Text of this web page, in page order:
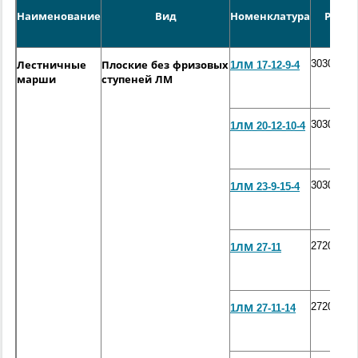
Наименование Вид Номенклатура
Лестничные
марши
Плоские без фризовых
ступеней ЛМ
1ЛМ 17-12-9-4
1ЛМ 20-12-10-4
1ЛМ 23-9-15-4
1ЛМ 27-11
1ЛМ 27-11-14